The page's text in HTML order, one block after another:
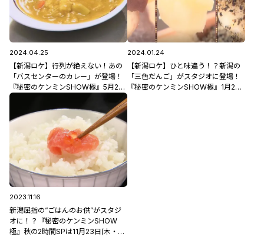
2024.04.25
【新潟ロケ】行列が絶えない！あの
「バスセンターのカレー」が登場！
『秘密のケンミンSHOW極』5月2日
(木)よる9時放送！
2024.01.24
【新潟ロケ】ひと味違う！？新潟の
「三色だんご」がスタジオに登場！
『秘密のケンミンSHOW極』1月25
2023.11.16
新潟屈指の“ごはんのお供”がスタジ
オに！？『秘密のケンミンSHOW
極』秋の2時間SPは11月23日(木・祝)